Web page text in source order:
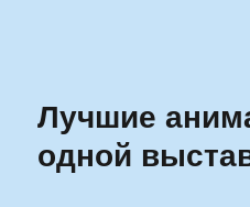
Ильменский
Лучшие
одной